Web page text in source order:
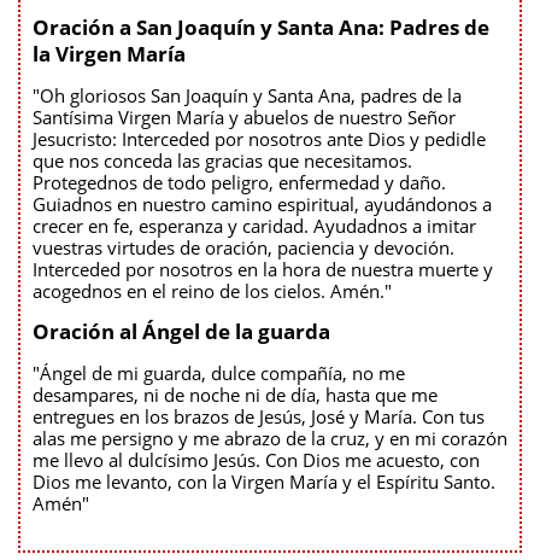
Oración a San Joaquín y Santa Ana: Padres de
la Virgen María
"Oh gloriosos San Joaquín y Santa Ana, padres de la
Santísima Virgen María y abuelos de nuestro Señor
Jesucristo: Interceded por nosotros ante Dios y pedidle
que nos conceda las gracias que necesitamos.
Protegednos de todo peligro, enfermedad y daño.
Guiadnos en nuestro camino espiritual, ayudándonos a
crecer en fe, esperanza y caridad. Ayudadnos a imitar
vuestras virtudes de oración, paciencia y devoción.
Interceded por nosotros en la hora de nuestra muerte y
acogednos en el reino de los cielos. Amén."
Oración al Ángel de la guarda
"Ángel de mi guarda, dulce compañía, no me
desampares, ni de noche ni de día, hasta que me
entregues en los brazos de Jesús, José y María. Con tus
alas me persigno y me abrazo de la cruz, y en mi corazón
me llevo al dulcísimo Jesús. Con Dios me acuesto, con
Dios me levanto, con la Virgen María y el Espíritu Santo.
Amén"